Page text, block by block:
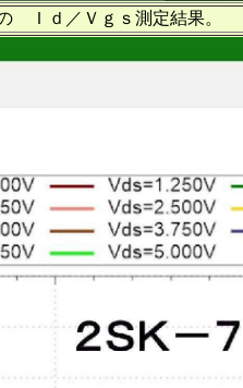
Ｉｄ／Ｖｇｓ測定結果。